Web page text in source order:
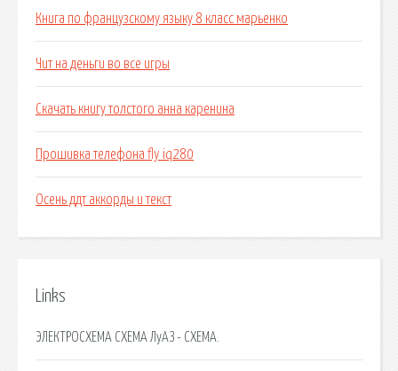
Книга по французскому языку 8 класс марьенко
Чит на деньги во все игры
Скачать книгу толстого анна каренина
Прошивка телефона fly iq280
Осень ддт аккорды и текст
Links
ЭЛЕКТРОСХЕМА СХЕМА ЛуАЗ - СХЕМА.